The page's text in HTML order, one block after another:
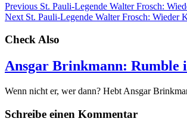
Previous St. Pauli-Legende Walter Frosch:
Next St. Pauli-Legende Walter Frosch: Wieder
Check Also
Ansgar Brinkmann: Rumble
Wenn nicht er, wer dann? Hebt Ansgar
Schreibe einen Kommentar